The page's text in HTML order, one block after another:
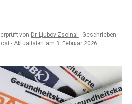
von Dr. Ljubov Zsolnai - Geschrieben
- Aktualisiert am 3. Februar 2026